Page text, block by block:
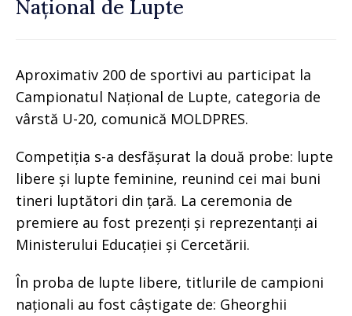
Național de Lupte
Aproximativ 200 de sportivi au participat la
Campionatul Național de Lupte, categoria de
vârstă U-20, comunică MOLDPRES.
Competiția s-a desfășurat la două probe: lupte
libere și lupte feminine, reunind cei mai buni
tineri luptători din țară. La ceremonia de
premiere au fost prezenți și reprezentanți ai
Ministerului Educației și Cercetării.
În proba de lupte libere, titlurile de campioni
naționali au fost câștigate de: Gheorghii